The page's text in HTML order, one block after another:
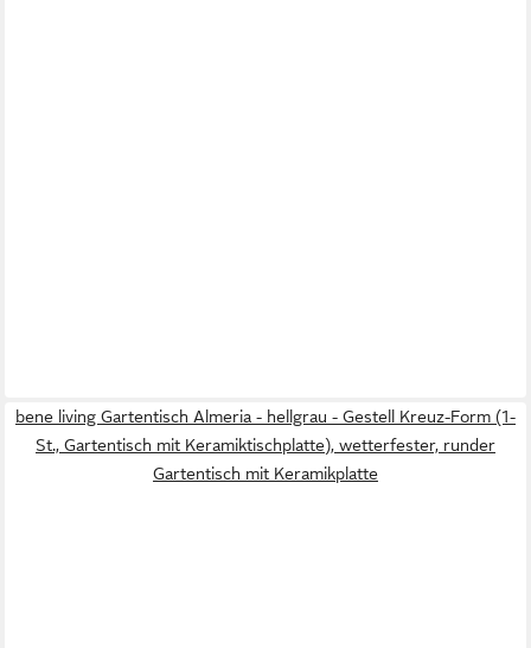
bene living Gartentisch Almeria - hellgrau - Gestell Kreuz-Form (1-
St., Gartentisch mit Keramiktischplatte), wetterfester, runder
Gartentisch mit Keramikplatte